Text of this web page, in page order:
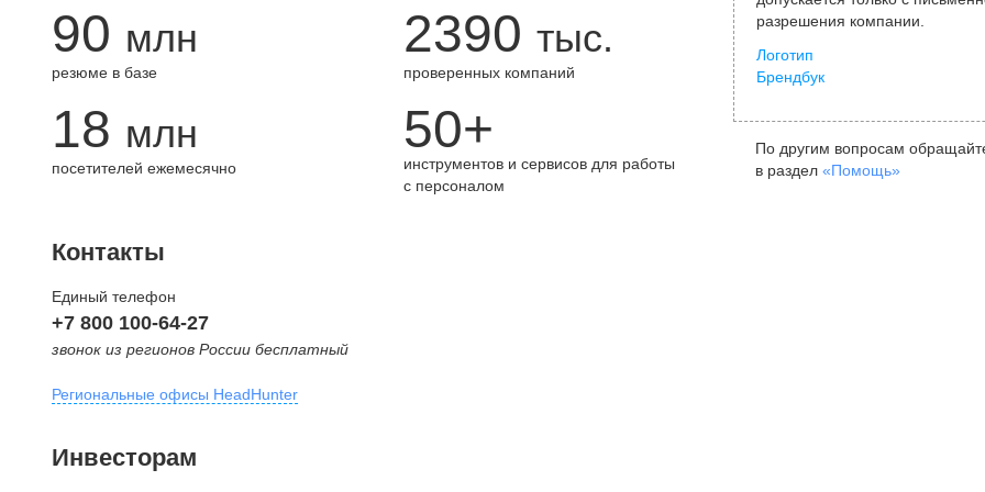
90 млн
резюме в базе
2390 тыс.
проверенных компаний
18 млн
посетителей ежемесячно
50+
инструментов и сервисов для работы
с персоналом
разрешения компании.
Логотип
Брендбук
По другим вопросам
в раздел «Помощь»
Контакты
Единый телефон
+7 800 100-64-27
звонок из регионов России бесплатный
Региональные офисы HeadHunter
внутригородская территория
Инвесторам